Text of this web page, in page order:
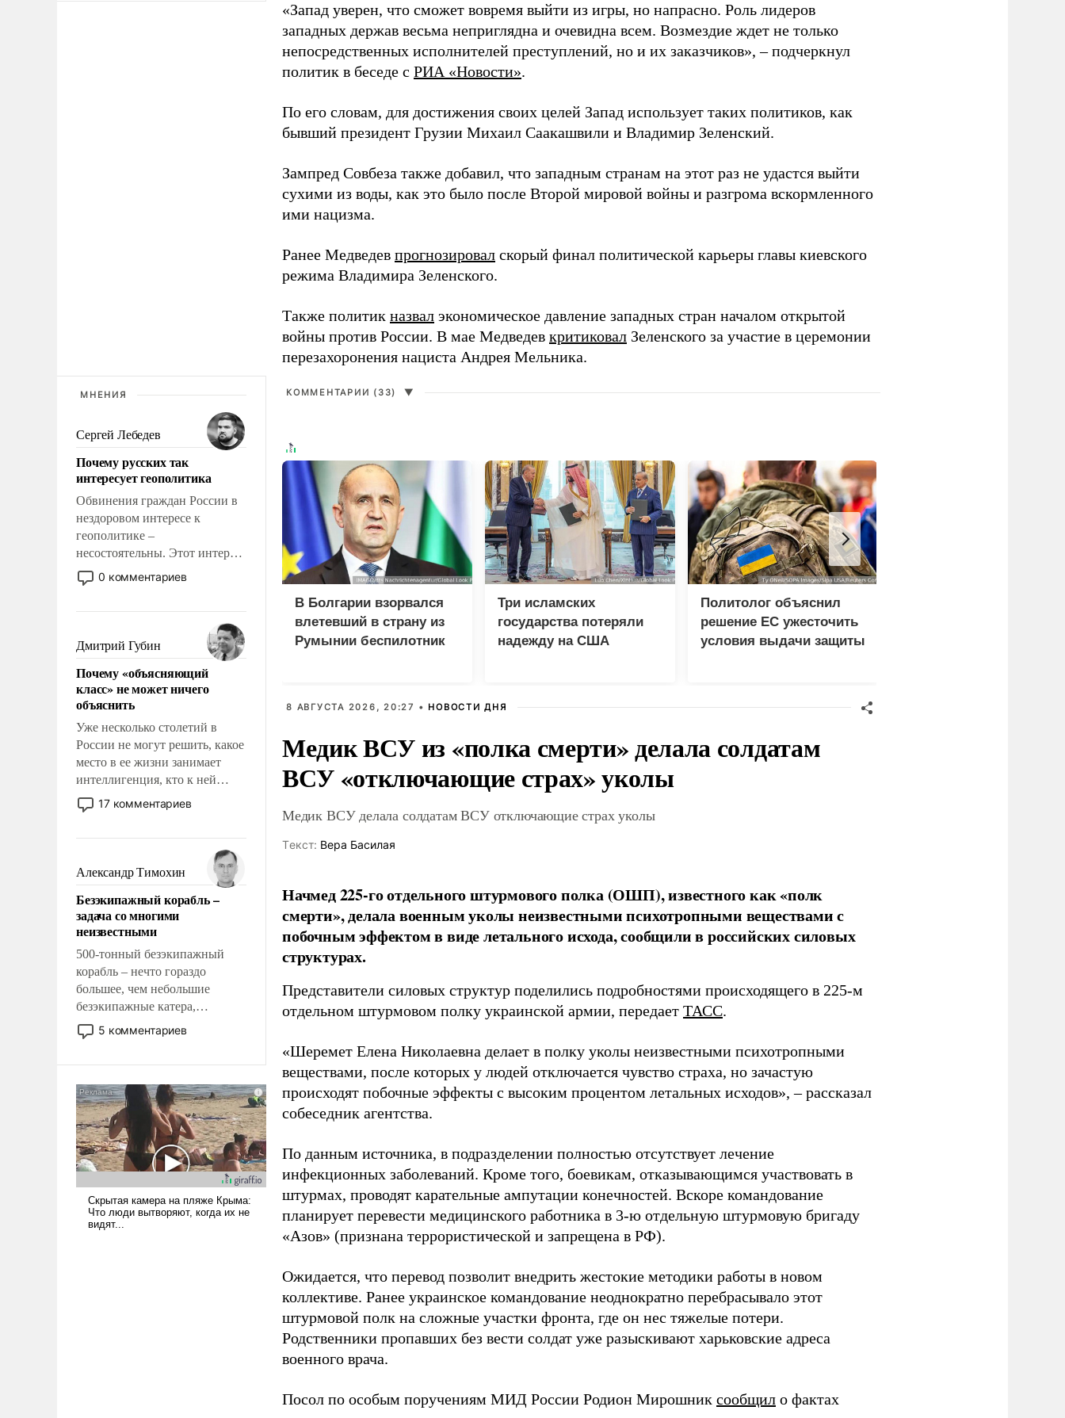
МНЕНИЯ
Сергей Лебедев
Почему русских так
интересует геополитика
Обвинения граждан России в
нездоровом интересе к
геополитике –
несостоятельны. Этот интерес
рационален и прагматичен. Он
обусловлен тысячелетним
фундаментальным знанием,
что мировая политика имеет
свойство заявляться на порог
нашего дома.
0 комментариев
Дмитрий Губин
Почему «объясняющий
класс» не может ничего
объяснить
Уже несколько столетий в
России не могут решить, какое
место в ее жизни занимает
интеллигенция, кто к ней
принадлежит, а кого из нее
исключили с правом
чем она отличается от просто
образованных людей. Иногда
казалось, что эти вопросы
решены раз и навсегда, но –
нет, не решены.
17 комментариев
Александр Тимохин
Безэкипажный корабль –
задача со многими
неизвестными
500-тонный безэкипажный
корабль – нечто гораздо
большее, чем небольшие
безэкипажные катера,
применение которых уже
стало обыденностью. Задача по
и ее реализация радикально
поднимет наши боевые
возможности.
5 комментариев
«Запад уверен, что сможет вовремя выйти из игры, но напрасно. Роль лидеров
западных держав весьма неприглядна и очевидна всем. Возмездие ждет не только
непосредственных исполнителей преступлений, но и их заказчиков», – подчеркнул
политик в беседе с РИА «Новости».
По его словам, для достижения своих целей Запад использует таких политиков, как
бывший президент Грузии Михаил Саакашвили и Владимир Зеленский.
Зампред Совбеза также добавил, что западным странам на этот раз не удастся выйти
сухими из воды, как это было после Второй мировой войны и разгрома вскормленного
ими нацизма.
Ранее Медведев прогнозировал скорый финал политической карьеры главы киевского
режима Владимира Зеленского.
Также политик назвал экономическое давление западных стран началом открытой
войны против России. В мае Медведев критиковал Зеленского за участие в церемонии
перезахоронения нациста Андрея Мельника.
КОММЕНТАРИИ (33) ▼
В Болгарии взорвался
влетевший в страну из
Румынии беспилотник
Три исламских
государства потеряли
надежду на США
Политолог объяснил
решение ЕС ужесточить
условия выдачи защиты
8 АВГУСТА 2026, 20:27 • НОВОСТИ ДНЯ
Медик ВСУ из «полка смерти» делала солдатам
ВСУ «отключающие страх» уколы
Медик ВСУ делала солдатам ВСУ отключающие страх уколы
Tекст: Вера Басилая
Начмед 225-го отдельного штурмового полка (ОШП), известного как «полк
смерти», делала военным уколы неизвестными психотропными веществами с
побочным эффектом в виде летального исхода, сообщили в российских силовых
структурах.
Представители силовых структур поделились подробностями происходящего в 225-м
отдельном штурмовом полку украинской армии, передает ТАСС.
«Шеремет Елена Николаевна делает в полку уколы неизвестными психотропными
веществами, после которых у людей отключается чувство страха, но зачастую
происходят побочные эффекты с высоким процентом летальных исходов», – рассказал
собеседник агентства.
По данным источника, в подразделении полностью отсутствует лечение
инфекционных заболеваний. Кроме того, боевикам, отказывающимся участвовать в
штурмах, проводят карательные ампутации конечностей. Вскоре командование
планирует перевести медицинского работника в 3-ю отдельную штурмовую бригаду
«Азов» (признана террористической и запрещена в РФ).
Ожидается, что перевод позволит внедрить жестокие методики работы в новом
коллективе. Ранее украинское командование неоднократно перебрасывало этот
штурмовой полк на сложные участки фронта, где он нес тяжелые потери.
Родственники пропавших без вести солдат уже разыскивают харьковские адреса
военного врача.
Посол по особым поручениям МИД России Родион Мирошник сообщил о фактах